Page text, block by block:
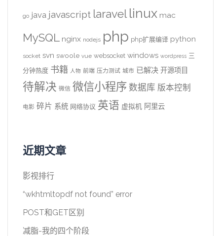
go java javascript laravel linux mac
MySQL nginx nodejs php php扩展编译 python
socket svn swoole vue websocket windows wordpress 三
分钟热度 书籍 人物 前端 压力测试 城市 已解决 开源项目
待解决 微信 微信小程序 数据库 版本控制
电影 碎片 系统 网络协议 英语 虚拟机 阿里云
近期文章
影视排行
“wkhtmltopdf not found” error
POST和GET区别
减脂-我的四个阶段